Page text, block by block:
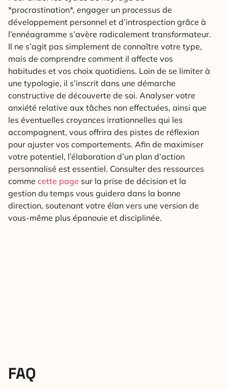
*procrastination*, engager un processus de
développement personnel et d’introspection grâce à
l’ennéagramme s’avère radicalement transformateur.
Il ne s’agit pas simplement de connaître votre type,
mais de comprendre comment il affecte vos
habitudes et vos choix quotidiens. Loin de se limiter à
une typologie, il s’inscrit dans une démarche
constructive de découverte de soi. Analyser votre
anxiété relative aux tâches non effectuées, ainsi que
les éventuelles croyances irrationnelles qui les
accompagnent, vous offrira des pistes de réflexion
pour ajuster vos comportements. Afin de maximiser
votre potentiel, l’élaboration d’un plan d’action
personnalisé est essentiel. Consulter des ressources
comme cette page sur la prise de décision et la
gestion du temps vous guidera dans la bonne
direction, soutenant votre élan vers une version de
vous-même plus épanouie et disciplinée.
FAQ